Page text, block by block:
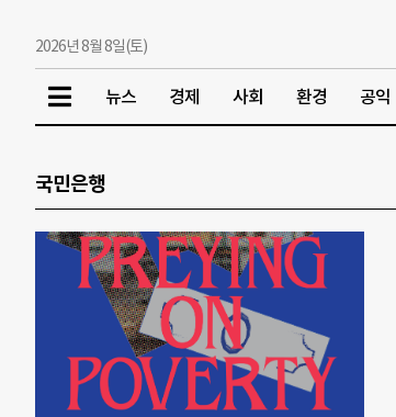
2026년 8월 8일(토)
뉴스 경제 사회 환경 공익
국민은행